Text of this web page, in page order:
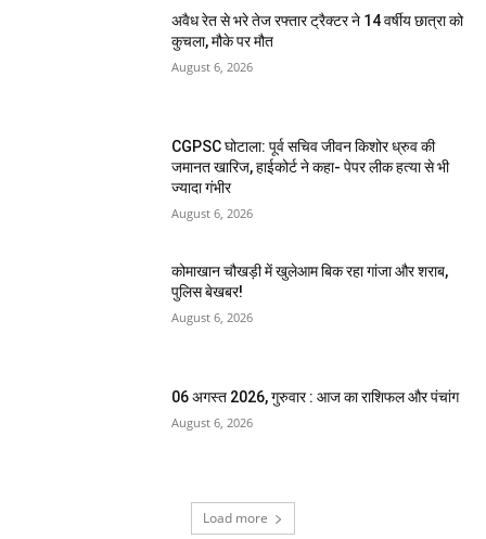
अवैध रेत से भरे तेज रफ्तार ट्रैक्टर ने 14 वर्षीय छात्रा को
कुचला, मौके पर मौत
August 6, 2026
CGPSC घोटाला: पूर्व सचिव जीवन किशोर ध्रुव की
जमानत खारिज, हाईकोर्ट ने कहा- पेपर लीक हत्या से भी
ज्यादा गंभीर
August 6, 2026
कोमाखान चौखड़ी में खुलेआम बिक रहा गांजा और शराब,
पुलिस बेखबर!
August 6, 2026
06 अगस्त 2026, गुरुवार : आज का राशिफल और पंचांग
August 6, 2026
Load more